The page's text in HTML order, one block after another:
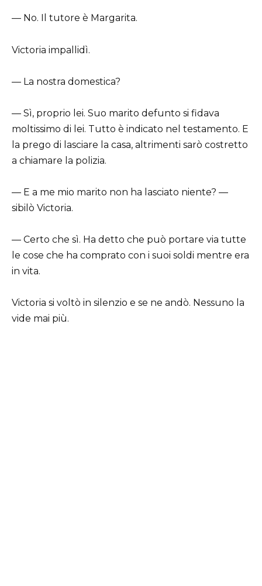
— No. Il tutore è Margarita.
Victoria impallidì.
— La nostra domestica?
— Sì, proprio lei. Suo marito defunto si fidava
moltissimo di lei. Tutto è indicato nel testamento. E
la prego di lasciare la casa, altrimenti sarò costretto
a chiamare la polizia.
— E a me mio marito non ha lasciato niente? —
sibilò Victoria.
— Certo che sì. Ha detto che può portare via tutte
le cose che ha comprato con i suoi soldi mentre era
in vita.
Victoria si voltò in silenzio e se ne andò. Nessuno la
vide mai più.